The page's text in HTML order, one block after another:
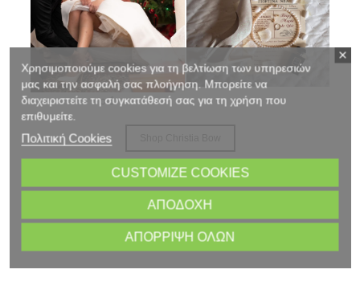
.........................................................
Χρησιμοποιούμε cookies για τη βελτίωση των υπηρεσιών
μας και την ασφαλή σας πλοήγηση. Μπορείτε να
διαχειριστείτε τη συγκατάθεσή σας για τη χρήση που
επιθυμείτε.
Πολιτική Cookies
CUSTOMIZE COOKIES
ΑΠΌΡΡΙΨΗ ΌΛΩΝ
ΑΠΟΔΟΧΉ